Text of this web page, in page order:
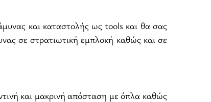
και καταστολής ως tools και θα σας
σε στρατιωτική εμπλοκή καθώς και σε
και μακρινή απόσταση με όπλα καθώς